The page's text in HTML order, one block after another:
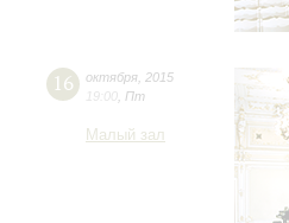
16 октября 2015
19:00 Пт
Малый зал